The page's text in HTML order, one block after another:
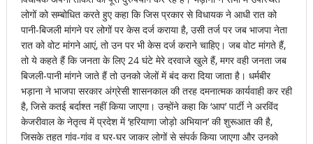
लोगों को सम्बोधित करते हुए कहा कि जिस प्रकार से विधायक ने आधी रात को
पानी-बिजली मांगने पर लोगों पर केस दर्ज कराया है, उसी तर्ज पर जब भाजपा नेता
रात को वोट मांगने आएं, तो उन पर भी केस दर्ज कराने चाहिए। जब वोट मांगते हैं,
तो ये कहते हैं कि जनता के लिए 24 घंटे मेरे दरवाजे खुले हैं, मगर वही जनता जब
बिजली-पानी मांगने जाते हैं तो उनको जेलों में बंद करा दिया जाता है। धर्मबीर
भड़ाना ने भाजपा सरकार अंग्रेसी शासनकाल की तरह दमनात्मक कार्यवाही कर रही
है, जिसे कतई बर्दाश्त नहीं किया जाएगा। उन्होंने कहा कि ‘आप’ पार्टी ने अरविंद
केजरीवाल के नेतृत्व में प्रदेश में ‘हरियाणा जोड़ो अभियान’ की शुरूआत की है,
जिसके तहत गांव-गांव व घर-घर जाकर लोगों से संपर्क किया जाएगा और उनको